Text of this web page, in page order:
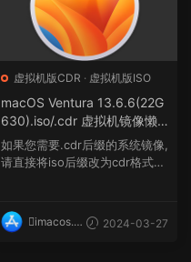
虚拟机版CDR · 虚拟机版ISO
macOS Ventura 13.6.6(22G
630).iso/.cdr 虚拟机镜像懒
人版格式
如果您需要.cdr后缀的系统镜像,
请直接将iso后缀改为cdr格式即
imacos.t
2024-03-27